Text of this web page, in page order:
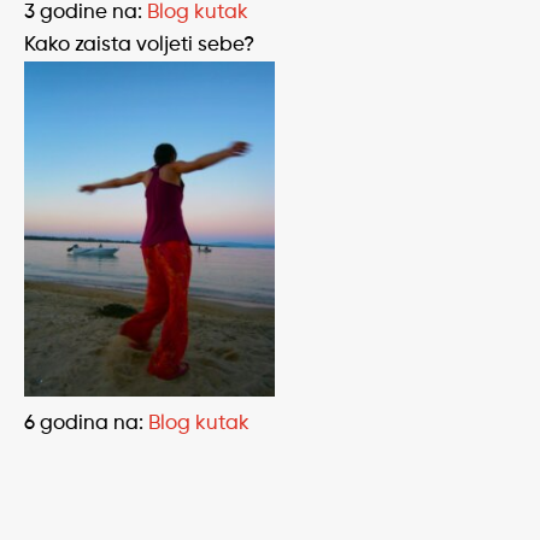
3 godine na: Blog kutak
Kako zaista voljeti sebe?
6 godina na: Blog kutak